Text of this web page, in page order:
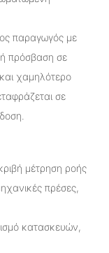
παραγωγός με
πρόσβαση σε
χαμηλότερο
σε
μέτρηση ροής
πρέσες,
κατασκευών,